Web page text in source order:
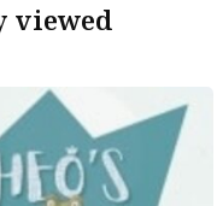
viewed